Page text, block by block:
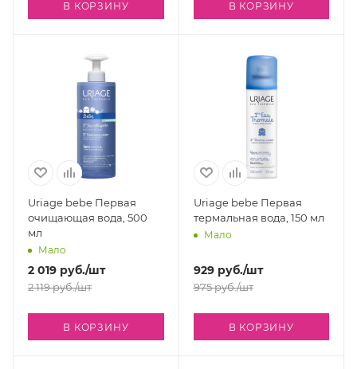
В КОРЗИНУ В КОРЗИНУ
Uriage bebe Первая
очищающая вода, 500
мл
Мало
2 019 руб./шт
2 119руб./шт
В КОРЗИНУ
Uriage bebe Первая
термальная вода, 150 мл
Мало
929руб./шт
975руб./шт
В КОРЗИНУ